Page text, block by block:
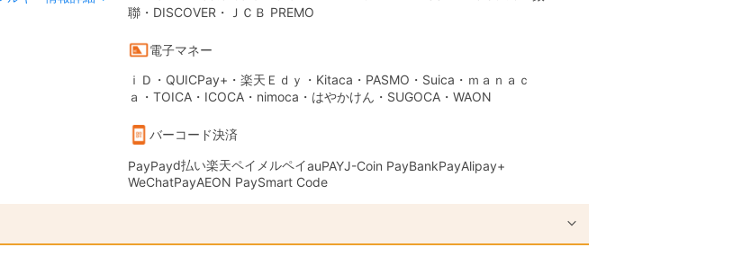
聯・DISCOVER・ＪＣＢ PREMO
電子マネー
ｉＤ・QUICPay+・楽天Ｅｄｙ・Kitaca・PASMO・Suica・ｍａｎａｃ
ａ・TOICA・ICOCA・nimoca・はやかけん・SUGOCA・WAON
バーコード決済
PayPayd払い楽天ペイ メルペイauPAYJ-Coin PayBankPayAlipay+
WeChatPayAEON PaySmart Code